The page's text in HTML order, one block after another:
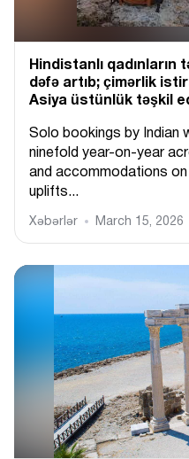
Hindistanlı
dəfə artıb; çimərlik
Asiya üstünlük təşkil
Solo bookings by Indian
ninefold year-on-year
and accommodations
uplifts...
Xəbərlər March 15, 2026